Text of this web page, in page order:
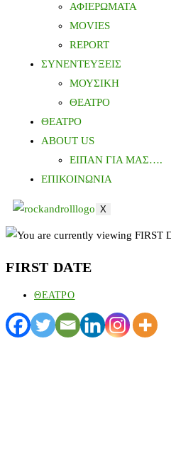
ΑΦΙΕΡΩΜΑΤΑ
MOVIES
REPORT
ΣΥΝΕΝΤΕΥΞΕΙΣ
ΜΟΥΣΙΚΗ
ΘΕΑΤΡΟ
ΘΕΑΤΡΟ
ABOUT US
ΕΙΠΑΝ ΓΙΑ ΜΑΣ….
ΕΠΙΚΟΙΝΩΝΙΑ
X
FIRST DATE
ΘΕΑΤΡΟ